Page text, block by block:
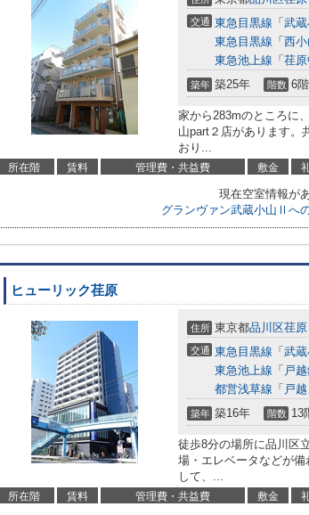
交通 東急目黒線 「 武
東急目黒線 「 西小
東急池上線 「 荏
築年 築25年 階数 6
家から283mのところに
山part２店があります。
おり...
所在階 賃料 管理費・共益費 敷金
現在空室情報が
グランヴァン武蔵小山Ⅱへ
ヒューリック荏原
住所 東京都品川区荏原
交通 東急目黒線 「 武
東急池上線 「 戸
都営浅草線 「 戸越
築年 築16年 階数 13
徒歩8分の場所に品川区
場・エレベータなどが
して、...
所在階 賃料 管理費・共益費 敷金